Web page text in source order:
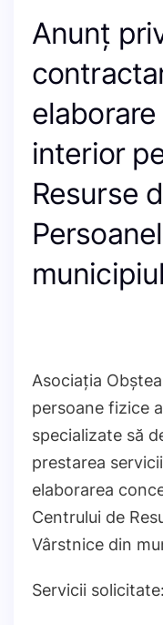
Anunț
interior
Resurse
Asociația
persoane fizice
specializate să
prestarea
elaborarea
Centrului de
Vârstnice din
Servicii solicitate: